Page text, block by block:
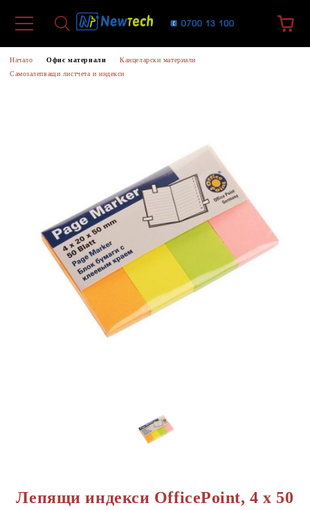
Начало Офис материали
Канцеларски материали
Самозалепващи листчета и индекси
Лепящи индекси OfficePoint, 4 x 50